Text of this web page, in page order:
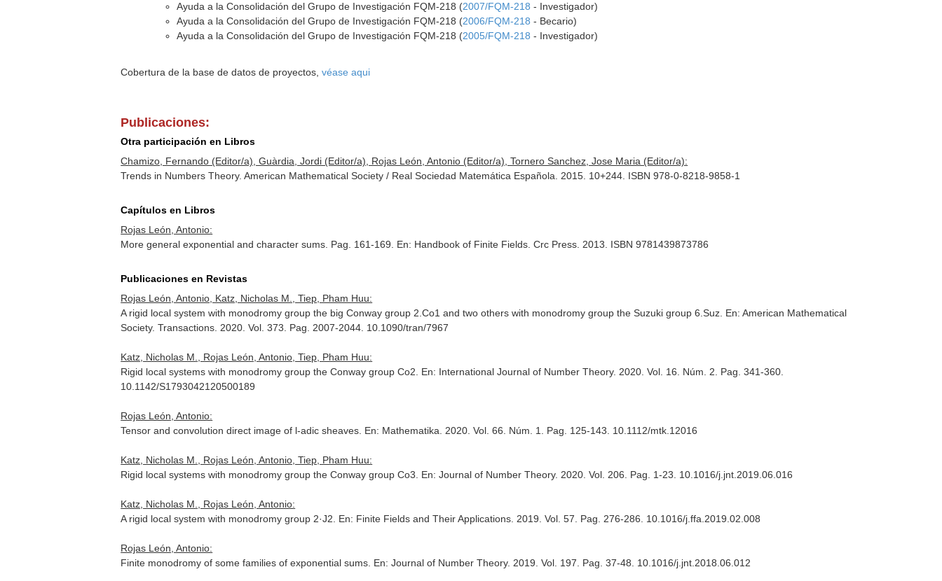
Ayuda a la Consolidación del Grupo de Investigación FQM-218 (2007/FQM-218 - Investigador)
Ayuda a la Consolidación del Grupo de Investigación FQM-218 (2006/FQM-218 - Becario)
Ayuda a la Consolidación del Grupo de Investigación FQM-218 (2005/FQM-218 - Investigador)
Cobertura de la base de datos de proyectos,véase aqui
Publicaciones:
Otra participación en Libros
Chamizo, Fernando (Editor/a), Guàrdia, Jordi (Editor/a), Rojas León, Antonio (Editor/a), Tornero Sanchez, Jose Maria (Editor/a):
Trends in Numbers Theory. American Mathematical Society / Real Sociedad Matemática Española. 2015. 10+244. ISBN 978-0-8218-9858-1
Capítulos en Libros
Rojas León, Antonio:
More general exponential and character sums. Pag. 161-169. En: Handbook of Finite Fields . Crc Press. 2013. ISBN 9781439873786
Publicaciones en Revistas
Rojas León, Antonio, Katz, Nicholas M., Tiep, Pham Huu:
A rigid local system with monodromy group the big Conway group 2.Co1 and two others with monodromy group the Suzuki group 6.Suz. En: American Mathematical
Society. Transactions . 2020. Vol. 373. Pag. 2007-2044. 10.1090/tran/7967
Katz, Nicholas M., Rojas León, Antonio, Tiep, Pham Huu:
Rigid local systems with monodromy group the Conway group Co2. En: International Journal of Number Theory. 2020. Vol. 16. Núm. 2. Pag. 341-360.
10.1142/S1793042120500189
Rojas León, Antonio:
Tensor and convolution direct image of l-adic sheaves. En: Mathematika . 2020. Vol. 66. Núm. 1. Pag. 125-143. 10.1112/mtk.12016
Katz, Nicholas M., Rojas León, Antonio, Tiep, Pham Huu:
Rigid local systems with monodromy group the Conway group Co3. En: Journal of Number Theory. 2020. Vol. 206. Pag. 1-23. 10.1016/j.jnt.2019.06.016
Katz, Nicholas M., Rojas León, Antonio:
A rigid local system with monodromy group 2·J2. En: Finite Fields and Their Applications . 2019. Vol. 57. Pag. 276-286. 10.1016/j.ffa.2019.02.008
Rojas León, Antonio:
Finite monodromy of some families of exponential sums. En: Journal of Number Theory. 2019. Vol. 197. Pag. 37-48. 10.1016/j.jnt.2018.06.012